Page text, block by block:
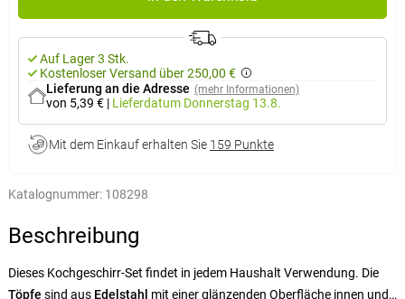
Auf Lager 3 Stk.
Kostenloser Versand über 250,00 €
Lieferung an die Adresse (mehr Informationen)
von 5,39 € | Lieferdatum Donnerstag 13.8.
Mit dem Einkauf erhalten Sie 159 Punkte
Katalognummer: 108298
Beschreibung
Dieses Kochgeschirr-Set findet in jedem Haushalt Verwendung. Die
Töpfe sind aus Edelstahl mit einer glänzenden Oberfläche innen und